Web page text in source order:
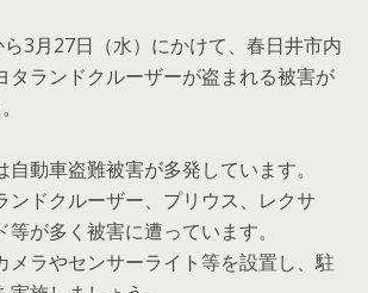
3月27日（水）にかけて、春日井市内
タランドクルーザーが盗まれる被害が
自動車盗難被害が多発しています。
ンドクルーザー、プリウス、レクサ
が多く被害に遭っています。
メラやセンサーライト等を設置し、駐